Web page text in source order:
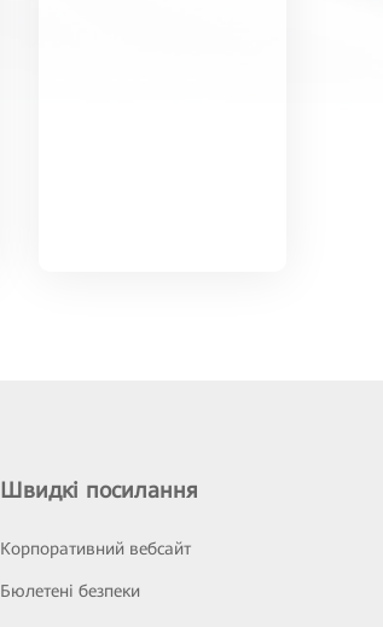
Швидкі посилання
Корпоративний вебсайт
Бюлетені безпеки